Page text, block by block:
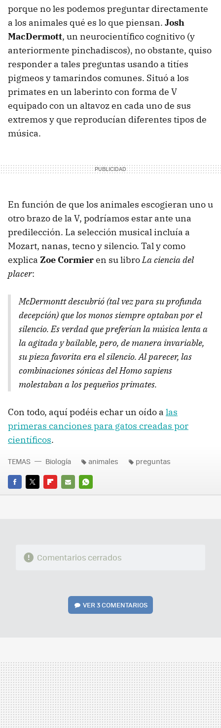
porque no les podemos preguntar directamente
a los animales qué es lo que piensan. Josh
MacDermott, un neurocientífico cognitivo (y
anteriormente pinchadiscos), no obstante, quiso
responder a tales preguntas usando a titíes
pigmeos y tamarindos comunes. Situó a los
primates en un laberinto con forma de V
equipado con un altavoz en cada uno de sus
extremos y que reproducían diferentes tipos de
música.
En función de que los animales escogieran uno u
otro brazo de la V, podríamos estar ante una
predilección. La selección musical incluía a
Mozart, nanas, tecno y silencio. Tal y como
explica Zoe Cormieren su libroLa ciencia del
placer:
McDermontt descubrió (tal vez para su profunda
decepción) que los monos siempre optaban por el
silencio. Es verdad que preferían la música lenta a
la agitada y bailable, pero, de manera invariable,
su pieza favorita era el silencio. Al parecer, las
combinaciones sónicas del Homo sapiens
molestaban a los pequeños primates.
Con todo, aquí podéis echar un oído a las
primeras canciones para gatos creadas por
científicos.
FACEBOOK
TWITTERFLIPBOARD
E-
WHATSAPP
TEMAS Biología animales preguntas
Comentarios cerrados
VER3 COMENTARIOS